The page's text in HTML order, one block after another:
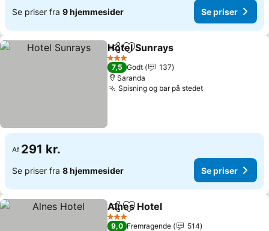
Se priser fra 9 hjemmesider Se priser
Del Føj til favoritter
Hotel Sunrays
3 Stjerner
7,5 Godt
137
Saranda
Spisning og bar på stedet
Af 291 kr.
Se priser fra 8 hjemmesider Se priser
Del Føj til favoritter
Alnes Hotel
3 Stjerner
9,0 Fremragende
514